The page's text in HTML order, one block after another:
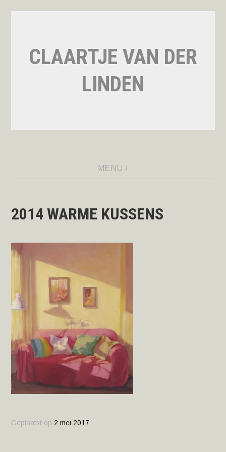
springenCLAARTJE VAN DER
LINDEN
MENU
2014 WARME KUSSENS
Geplaatst op 2 mei 2017